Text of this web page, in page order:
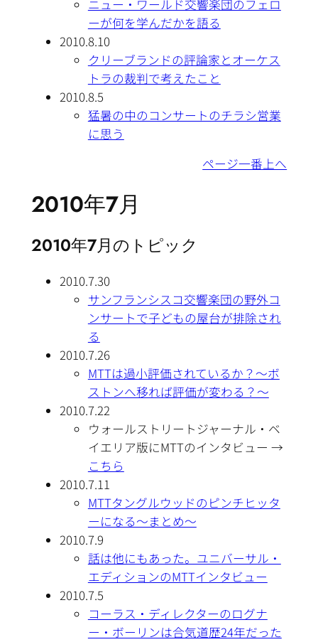
ニュー・ワールド交響楽団のフェロ
ーが何を学んだかを語る
2010.8.10
クリーブランドの評論家とオーケス
トラの裁判で考えたこと
2010.8.5
猛暑の中のコンサートのチラシ営業
に思う
ページ一番上へ
2010年7月
2010年7月のトピック
2010.7.30
サンフランシスコ交響楽団の野外コ
ンサートで子どもの屋台が排除され
る
2010.7.26
MTTは過小評価されているか？～ボ
ストンへ移れば評価が変わる？～
2010.7.22
ウォールストリートジャーナル・ベ
イエリア版にMTTのインタビュー →
こちら
2010.7.11
MTTタングルウッドのピンチヒッタ
ーになる～まとめ～
2010.7.9
話は他にもあった。ユニバーサル・
エディションのMTTインタビュー
2010.7.5
コーラス・ディレクターのログナ
ー・ボーリンは合気道歴24年だった